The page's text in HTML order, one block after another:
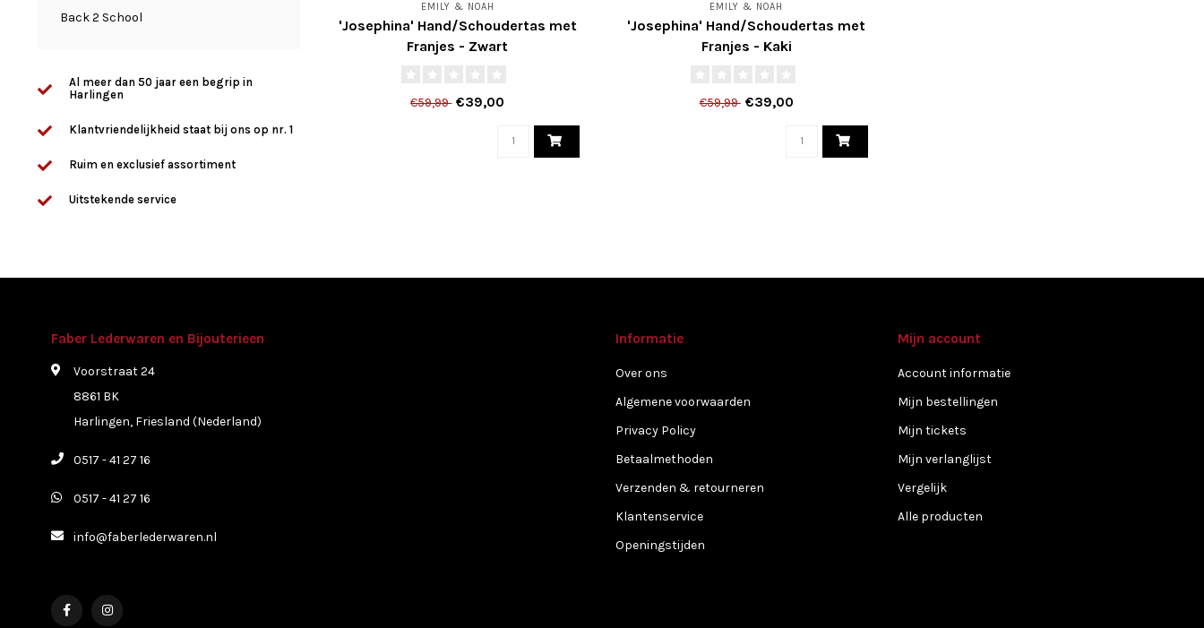
Back 2 School
Al meer dan 50 jaar een begrip in
Harlingen
Klantvriendelijkheid staat bij ons op nr. 1
Ruim en exclusief assortiment
Uitstekende service
EMILY & NOAH
'Josephina' Hand/Schoudertas met
Franjes - Zwart
€59,99 €39,00
EMILY & NOAH
'Josephina' Hand/Schoudertas met
Franjes - Kaki
€59,99 €39,00
Faber Lederwaren en Bijouterieen
Voorstraat 24
8861 BK
Harlingen, Friesland (Nederland)
0517 - 41 27 16
0517 - 41 27 16
info@faberlederwaren.nl
Informatie
Over ons
Algemene voorwaarden
Privacy Policy
Betaalmethoden
Verzenden & retourneren
Klantenservice
Openingstijden
Mijn account
Account informatie
Mijn bestellingen
Mijn tickets
Mijn verlanglijst
Vergelijk
Alle producten